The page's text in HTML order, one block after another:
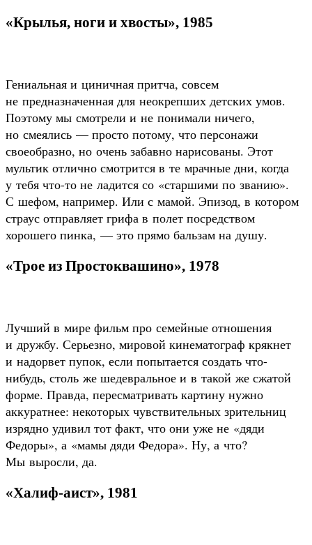
«Крылья, ноги и хвосты», 1985
Гениальная и циничная притча, совсем
не предназначенная для неокрепших детских умов.
Поэтому мы смотрели и не понимали ничего,
но смеялись — просто потому, что персонажи
своеобразно, но очень забавно нарисованы. Этот
мультик отлично смотрится в те мрачные дни, когда
у тебя что-то не ладится со «старшими по званию».
С шефом, например. Или с мамой. Эпизод, в котором
страус отправляет грифа в полет посредством
хорошего пинка, — это прямо бальзам на душу.
«Трое из Простоквашино», 1978
Лучший в мире фильм про семейные отношения
и дружбу. Серьезно, мировой кинематограф крякнет
и надорвет пупок, если попытается создать что-
нибудь, столь же шедевральное и в такой же сжатой
форме. Правда, пересматривать картину нужно
аккуратнее: некоторых чувствительных зрительниц
изрядно удивил тот факт, что они уже не «дяди
Федоры», а «мамы дяди Федора». Ну, а что?
Мы выросли, да.
«Халиф-аист», 1981